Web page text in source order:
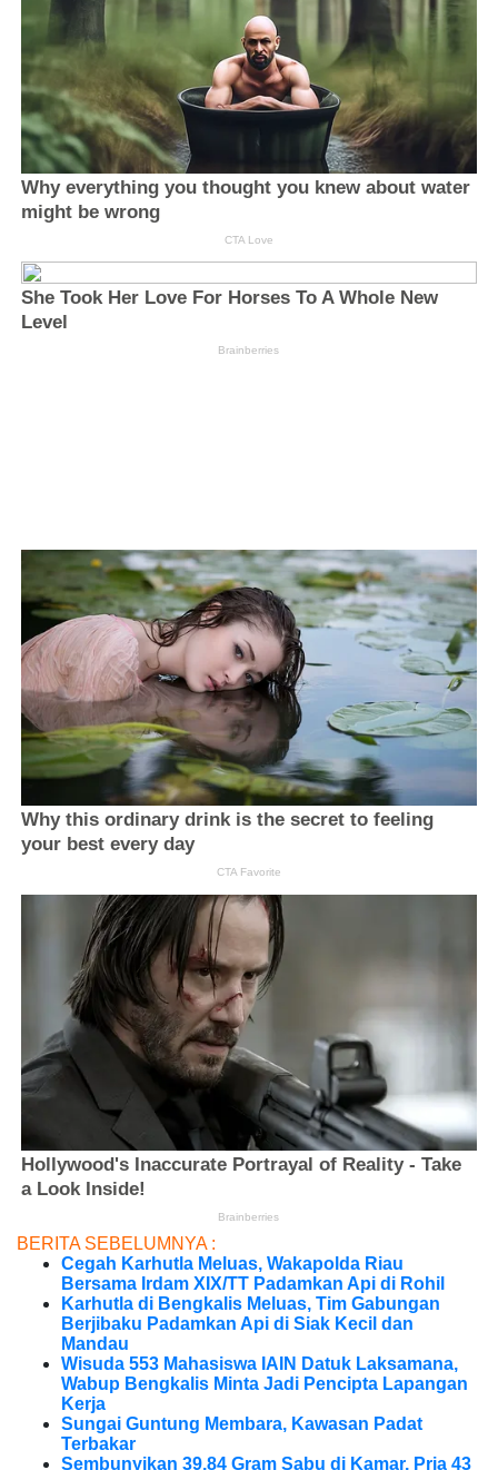
BERITA SEBELUMNYA :
Cegah Karhutla Meluas, Wakapolda Riau
Bersama Irdam XIX/TT Padamkan Api di Rohil
Karhutla di Bengkalis Meluas, Tim Gabungan
Berjibaku Padamkan Api di Siak Kecil dan
Mandau
Wisuda 553 Mahasiswa IAIN Datuk Laksamana,
Wabup Bengkalis Minta Jadi Pencipta Lapangan
Kerja
Sungai Guntung Membara, Kawasan Padat
Terbakar
Sembunyikan 39,84 Gram Sabu di Kamar, Pria 43